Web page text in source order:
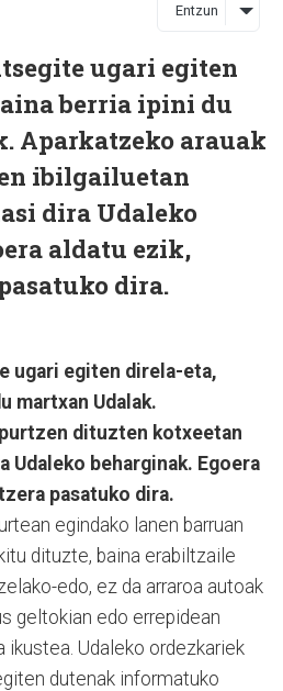
Entzun
ugari egiten
berria ipini du
Aparkatzeko arauak
ibilgailuetan
dira Udaleko
aldatu ezik,
dira.
ugari egiten direla-eta,
martxan Udalak.
dituzten kotxeetan
Udaleko beharginak. Egoera
pasatuko dira.
egindako lanen barruan
dituzte, baina erabiltzaile
edo, ez da arraroa autoak
geltokian edo errepidean
ikustea. Udaleko ordezkariek
dutenak informatuko